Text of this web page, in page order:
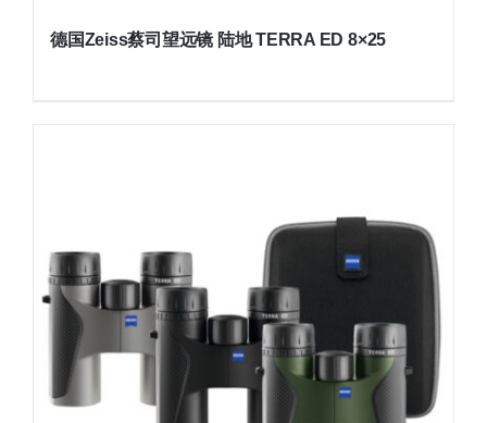
德国Zeiss蔡司望远镜 陆地 TERRA ED 8×25